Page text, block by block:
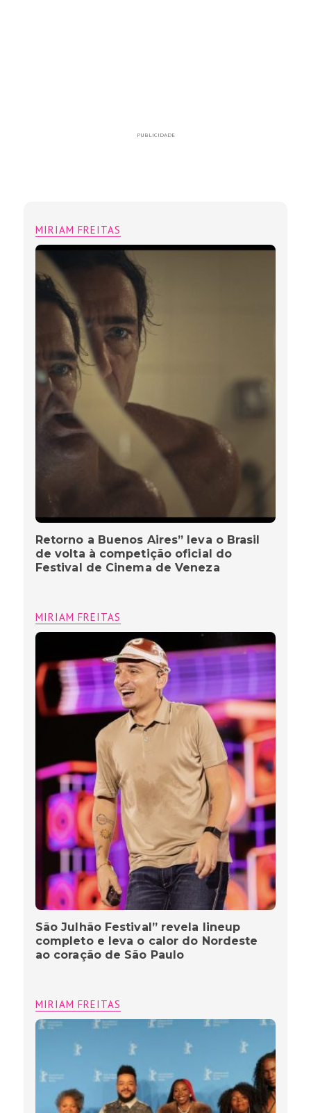
PUBLICIDADE
MIRIAM FREITAS
Retorno a Buenos Aires” leva o Brasil
de volta à competição oficial do
Festival de Cinema de Veneza
MIRIAM FREITAS
São Julhão Festival” revela lineup
completo e leva o calor do Nordeste
ao coração de São Paulo
MIRIAM FREITAS